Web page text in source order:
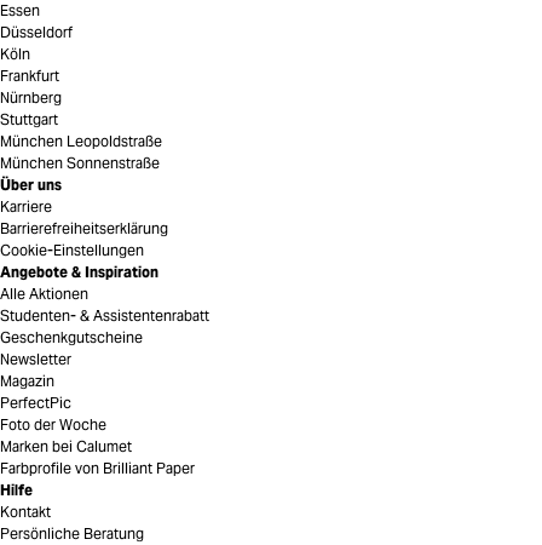
Essen
Düsseldorf
Köln
Frankfurt
Nürnberg
Stuttgart
München Leopoldstraße
München Sonnenstraße
Über uns
Karriere
Barrierefreiheitserklärung
Cookie-Einstellungen
Angebote & Inspiration
Alle Aktionen
Studenten- & Assistentenrabatt
Geschenkgutscheine
Newsletter
Magazin
PerfectPic
Foto der Woche
Marken bei Calumet
Farbprofile von Brilliant Paper
Hilfe
Kontakt
Persönliche Beratung